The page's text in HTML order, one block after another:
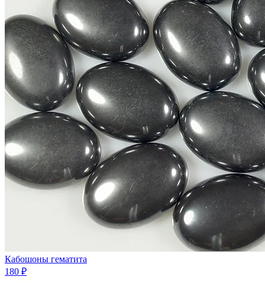
Кабошоны гематита
180 ₽